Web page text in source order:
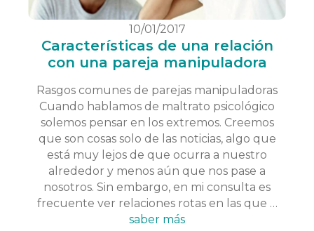
10/01/2017
Características de una relación
con una pareja manipuladora
Rasgos comunes de parejas manipuladoras
Cuando hablamos de maltrato psicológico
solemos pensar en los extremos. Creemos
que son cosas solo de las noticias, algo que
está muy lejos de que ocurra a nuestro
alrededor y menos aún que nos pase a
nosotros. Sin embargo, en mi consulta es
frecuente ver relaciones rotas en las que …
saber más